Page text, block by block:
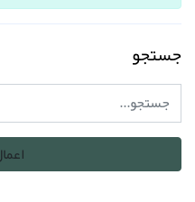
جستجو